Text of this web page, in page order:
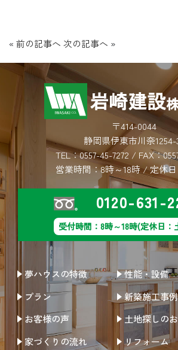
« 前の記事へ 次の記事へ »
〒414-0044
静岡県伊東市川奈1254-
TEL：0557-45-7272 / FAX：
営業時間：8時～18時 / 定休
0120-631-
受付時間：8時～18時(定休日：
夢ハウスの特徴
性能・設備
プラン
新築施工事例
お客様の声
土地探しの
家づくりの流れ
リフォーム